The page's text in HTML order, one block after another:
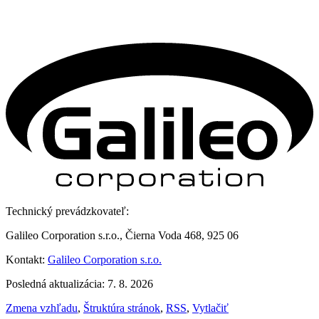
Technický prevádzkovateľ:
Galileo Corporation s.r.o., Čierna Voda 468, 925 06
Kontakt: Galileo Corporation s.r.o.
Posledná aktualizácia: 7. 8. 2026
Zmena vzhľadu, Štruktúra stránok, RSS, Vytlačiť